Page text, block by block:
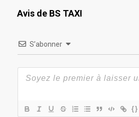
Avis de BS TAXI
S’abonner
{}